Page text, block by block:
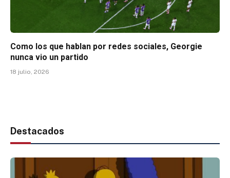
Como los que hablan por redes sociales, Georgie
nunca vio un partido
18 julio, 2026
Destacados